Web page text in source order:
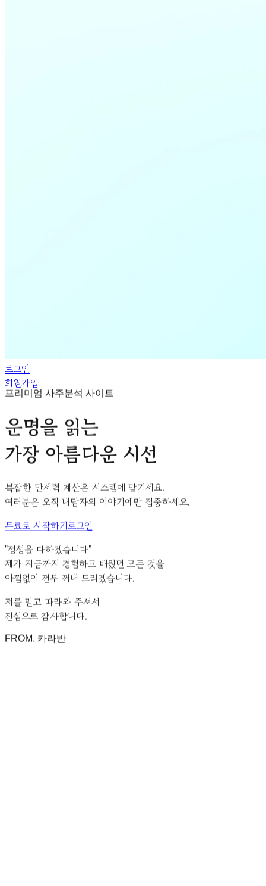
로그인
회원가입
프리미엄 사주분석 사이트
운명을 읽는
가장 아름다운 시선
복잡한 만세력 계산은 시스템에 맡기세요.
여러분은 오직 내담자의 이야기에만 집중하세요.
무료로 시작하기로그인
"정성을 다하겠습니다"
제가 지금까지 경험하고 배웠던 모든 것을
아낌없이 전부 꺼내 드리겠습니다.
저를 믿고 따라와 주셔서
진심으로 감사합니다.
FROM. 카라반